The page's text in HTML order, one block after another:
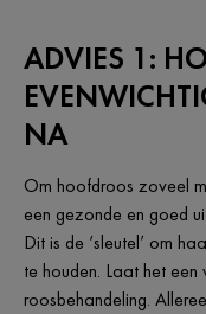
ADVIES 1:
NA
Om hoofdroos zoveel
een gezonde en goed
Dit is de ‘sleutel’ om
te houden. Laat het
roosbehandeling.